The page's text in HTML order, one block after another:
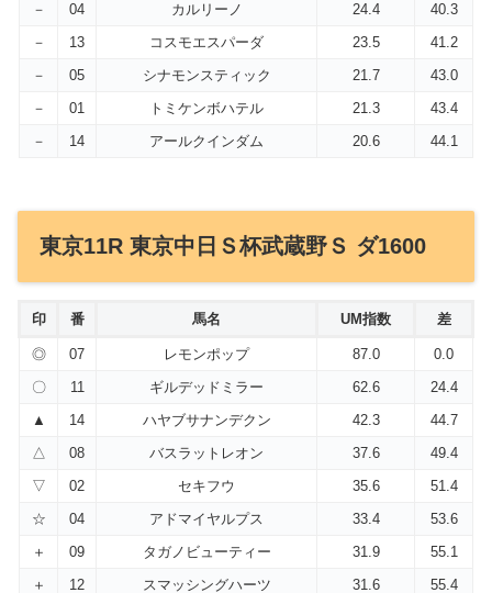
－
04 カルリーノ 24.4
40.3
－
13 コスモエスパーダ 23.5
41.2
－
05 シナモンスティック 21.7
43.0
－
01 トミケンボハテル 21.3
43.4
－
14 アールクインダム 20.6 44.1
東京11R 東京中日Ｓ杯武蔵野Ｓ ダ1600
印 番 馬名 UM指数 差
◎ 07 レモンポップ 87.0
0.0
〇
11 ギルデッドミラー 62.6
24.4
▲
14 ハヤブサナンデクン 42.3
44.7
△
08 バスラットレオン 37.6
49.4
▽
02 セキフウ 35.6
51.4
☆
04 アドマイヤルプス 33.4
53.6
＋
09 タガノビューティー 31.9
55.1
＋
12 スマッシングハーツ 31.6
55.4